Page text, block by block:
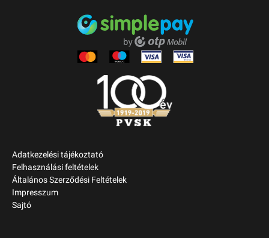
Adatkezelési tájékoztató
Felhasználási feltételek
Általános Szerződési Feltételek
Impresszum
Sajtó